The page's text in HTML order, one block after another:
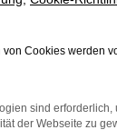
Škoda
von Cookies werden
sind erforderlich,
der Webseite zu